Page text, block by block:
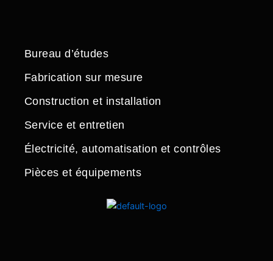
Bureau d’études
Fabrication sur mesure
Construction et installation
Service et entretien
Électricité, automatisation et contrôles
Pièces et équipements